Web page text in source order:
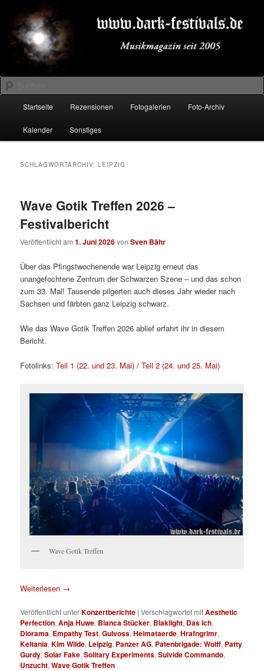
primären
Inhalt
springen
sekundären
Inhalt
springenDARK-FESTIVALS.DE
Suchen
Startseite Rezensionen Fotogalerien Foto-Archiv
Kalender Sonstiges
SCHLAGWORTARCHIV:LEIPZIG
Wave Gotik Treffen 2026 –
Festivalbericht
Veröffentlicht am1. Juni 2026vonSven Bähr
Über das Pfingstwochenende war Leipzig erneut das
unangefochtene Zentrum der Schwarzen Szene – und das schon
zum 33. Mal! Tausende pilgerten auch dieses Jahr wieder nach
Sachsen und färbten ganz Leipzig schwarz.
Wie das Wave Gotik Treffen 2026 ablief erfahrt ihr in diesem
Bericht.
Fotolinks:Teil 1 (22. und 23. Mai) /Teil 2 (24. und 25. Mai)
Wave Gotik Treffen
Weiterlesen →
Veröffentlicht unterKonzertberichte |Verschlagwortet mitAesthetic
Perfection,Anja Huwe, Bianca Stücker, Blaklight, Das Ich,
Diorama, Empathy Test,Gulvoss,Heimataerde,Hrafngrimr,
Keltania,Kim Wilde, Leipzig, Panzer AG, Patenbrigade: Wolff, Patty
Gurdy,Solar Fake,Solitary Experiments,Suivide Commando,
Unzucht,Wave Gotik Treffen